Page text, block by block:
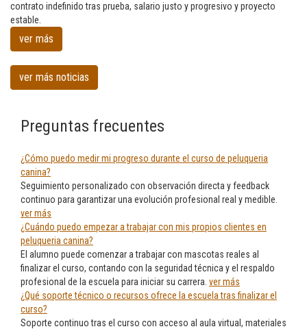
en
Peluqueria
contrato indefinido tras prueba, salario justo y progresivo y proyecto
estable.
ver más
ver más noticias
Preguntas frecuentes
¿Cómo puedo medir mi progreso durante el curso de peluqueria
canina?
Seguimiento personalizado con observación directa y feedback
continuo para garantizar una evolución profesional real y medible.
ver más
¿Cuándo puedo empezar a trabajar con mis propios clientes en
peluqueria canina?
El alumno puede comenzar a trabajar con mascotas reales al
finalizar el curso, contando con la seguridad técnica y el respaldo
profesional de la escuela para iniciar su carrera. ver más
¿Qué soporte técnico o recursos ofrece la escuela tras finalizar el
curso?
Soporte continuo tras el curso con acceso al aula virtual, materiales